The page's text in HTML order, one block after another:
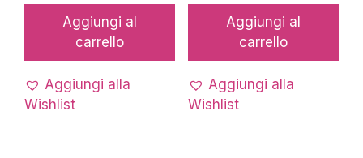
Aggiungi al
carrello
Aggiungi alla
Wishlist
Aggiungi al
carrello
Aggiungi alla
Wishlist